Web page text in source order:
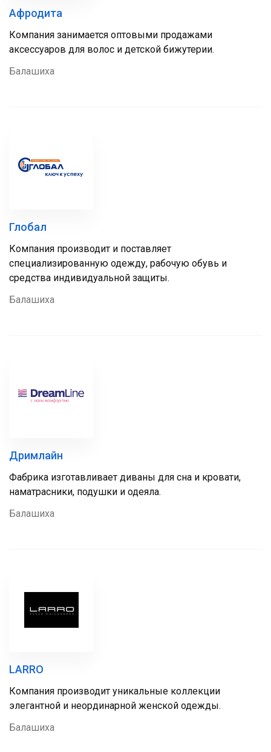
Афродита
Компания занимается оптовыми продажами
аксессуаров для волос и детской бижутерии.
Балашиха
Глобал
Компания производит и поставляет
специализированную одежду, рабочую обувь и
средства индивидуальной защиты.
Балашиха
Дримлайн
Фабрика изготавливает диваны для сна и кровати,
наматрасники, подушки и одеяла.
Балашиха
LARRO
Компания производит уникальные коллекции
элегантной и неординарной женской одежды.
Балашиха